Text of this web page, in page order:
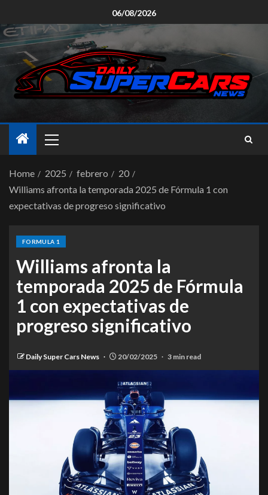
06/08/2026
Home 2025 febrero
20
Williams afronta la temporada 2025 de Fórmula 1 con
expectativas de progreso significativo
FORMULA 1
Williams afronta la
temporada 2025 de Fórmula
1 con expectativas de
progreso significativo
Daily Super Cars News 20/02/2025 3 min read